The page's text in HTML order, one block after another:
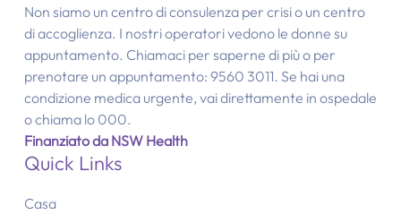
Non siamo un centro di consulenza per crisi o un centro
di accoglienza. I nostri operatori vedono le donne su
appuntamento. Chiamaci per saperne di più o per
prenotare un appuntamento: 9560 3011. Se hai una
condizione medica urgente, vai direttamente in ospedale
o chiama lo 000.
Finanziato da NSW Health
Quick Links
Casa